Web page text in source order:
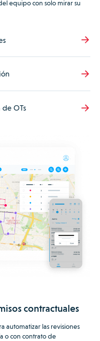
equipo con solo mirar su
OTs
contractuales
automatizar las revisiones
o con contrato de